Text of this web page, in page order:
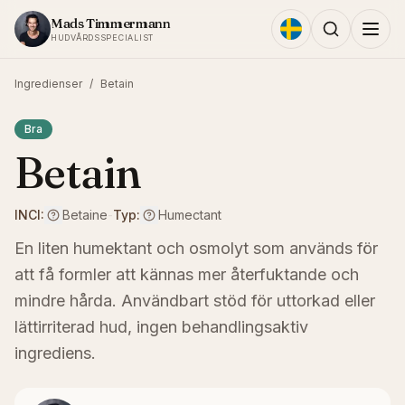
Hoppa till innehållet
Mads Timmermann
HUDVÅRDSSPECIALIST
Ingredienser / Betain
Bra
Betain
INCI: Betaine-Typ: Humectant
En liten humektant och osmolyt som används för
att få formler att kännas mer återfuktande och
mindre hårda. Användbart stöd för uttorkad eller
lättirriterad hud, ingen behandlingsaktiv
ingrediens.